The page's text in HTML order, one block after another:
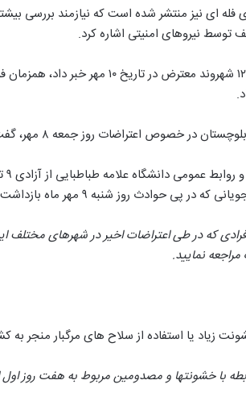
ای نیز منتشر شده است که نیازمند بررسی
روز جمعه ۸ مهر، گفت: تاکنون ۸ شهروند دستگیر شدند.
۹ مهر ماه بازداشت شده بودند امروز یکشنبه آزاد شدند.
که در طی اعتراضات اخیر در شهرهای مختلف
نمایید.
زیاد یا استفاده از سلاح های مرگبار منجر
با خشونتها و مصدومین مربوط به هفت روز اول